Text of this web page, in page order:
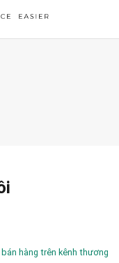
hàng trên kênh thương